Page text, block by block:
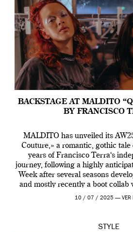
BACKSTAGE AT MALDITO
BY FRANCISCO
MALDITO has unveiled its
Couture,» a romantic, gothic tale
years of Francisco Terra‘s
journey, following a highly
Week after several seasons
and mostly recently a boot collab
Melissa. This fashion show is a
10 / 07 / 2025 — VER
STYLE